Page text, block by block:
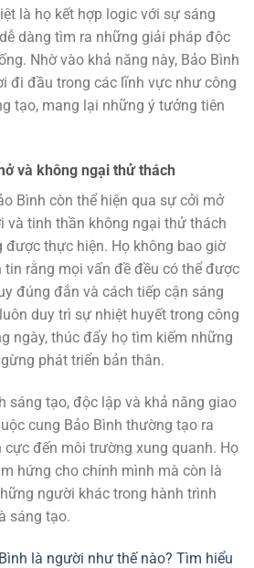
là họ kết hợp logic với sự sáng
dàng tìm ra những giải pháp độc
Nhờ vào khả năng này, Bảo Bình
đi đầu trong các lĩnh vực như công
tạo, mang lại những ý tưởng tiên
và không ngại thử thách
Bình còn thể hiện qua sự cởi mở
và tinh thần không ngại thử thách
thực hiện. Họ không bao giờ
rằng mọi vấn đề đều có thể được
đúng đắn và cách tiếp cận sáng
duy trì sự nhiệt huyết trong công
ngày, thúc đẩy họ tìm kiếm những
phát triển bản thân.
sáng tạo, độc lập và khả năng giao
cung Bảo Bình thường tạo ra
đến môi trường xung quanh. Họ
hứng cho chính mình mà còn là
người khác trong hành trình
sáng tạo.
là người như thế nào? Tìm hiểu